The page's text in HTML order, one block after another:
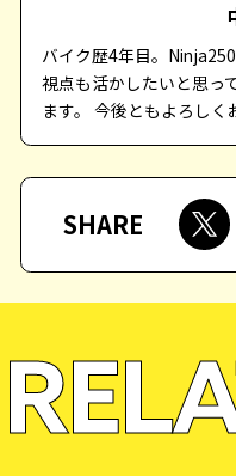
バイク歴4年目。
視点も活かしたいと思っ
ます。 今後ともよろしく
SHARE